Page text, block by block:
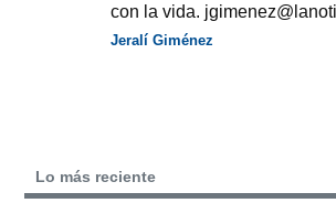
con la vida.
Jeralí Giménez
Lo más reciente